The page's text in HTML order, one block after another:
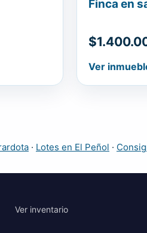
Finca en
Ver
· Lotes en El Peñol ·
Ver inventario